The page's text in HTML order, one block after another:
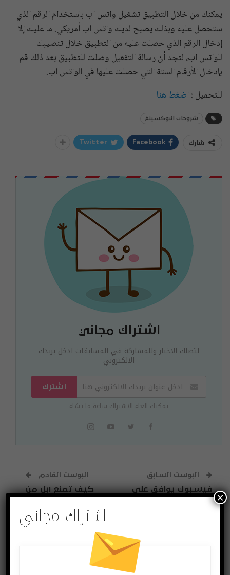
يمكنك من خلال التطبيق تشغيل واتس اب باستخدام الرقم الذي
ستحصل عليه وبذلك يصبح لديك واتس اب أمريكي. ما عليك إلا
إدخال الرقم الذي حصلت عليه من التطبيق خلال تنصيبك
للواتس اب، لتجد أن رسالة التفعيل وصلت للتطبيق بعد ذلك قم
بإدخال الأرقام الستة التي حصلت عليها في الواتس اب.
للتحميل : اضغط هنا
شروحات انبوكسينغ
شارك Facebook
Twitter
اشتراك مجاني
لتصلك الاخبار وللمشاركة في المسابقات ادخل بريدك
الالكتروني
اشترك
يمكنك الغاء الاشتراك ساعة ما تشاء
البوست السابق
فيسبوك يوافق على
دفع غرامة مالية على
البوست القادم
كيف تمنع آبل من
التجسس عليك؟!
اشتراك مجاني
×